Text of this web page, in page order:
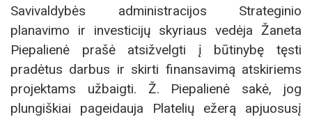
Savivaldybės administracijos Strateginio
planavimo ir investicijų skyriaus vedėja Žaneta
Piepalienė prašė atsižvelgti į būtinybę tęsti
pradėtus darbus ir skirti finansavimą atskiriems
projektams užbaigti. Ž. Piepalienė sakė, jog
plungiškiai pageidauja Platelių ežerą apjuosusį